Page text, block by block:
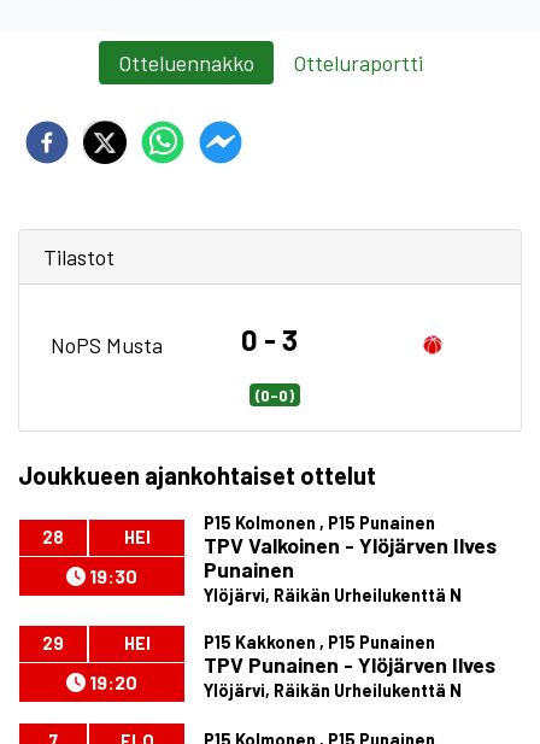
Otteluennakko Otteluraportti
Tilastot
NoPS Musta 0 - 3
(0-0)
Joukkueen ajankohtaiset ottelut
28 HEI
19:30
P15 Kolmonen , P15 Punainen
TPV Valkoinen - Ylöjärven Ilves
Punainen
Ylöjärvi, Räikän Urheilukenttä N
29 HEI
19:20
P15 Kakkonen , P15 Punainen
TPV Punainen - Ylöjärven Ilves
Ylöjärvi, Räikän Urheilukenttä N
P15 Kolmonen , P15 Punainen